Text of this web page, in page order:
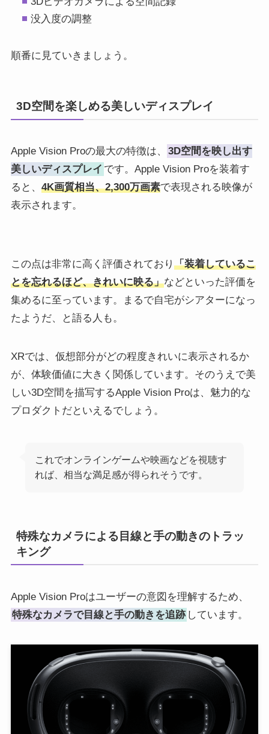
没入度の調整
順番に見ていきましょう。
3D空間を楽しめる美しいディスプレイ
Apple Vision Proの最大の特徴は、
3D空間を映し出す
美しいディスプレイ です。Apple Vision Proを装着す
ると、 4K画質相当、2,300万画素で表現される映像が
表示されます。
この点は非常に高く評価されており 「装着しているこ
とを忘れるほど、きれいに映る」などといった評価を
集めるに至っています。まるで自宅がシアターになっ
たようだ、と語る人も。
XRでは、仮想部分がどの程度きれいに表示されるか
が、体験価値に大きく関係しています。そのうえで美
しい3D空間を描写するApple Vision Proは、魅力的な
プロダクトだといえるでしょう。
これでオンラインゲームや映画などを視聴す
れば、相当な満足感が得られそうです。
特殊なカメラによる目線と手の動きのトラッ
キング
Apple Vision Proはユーザーの意図を理解するため、
特殊なカメラで目線と手の動きを追跡 しています。